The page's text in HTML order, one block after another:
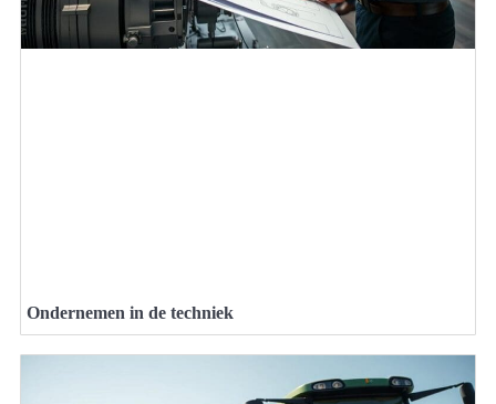
Ondernemen in de techniek